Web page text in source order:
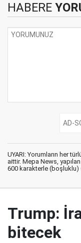
HABERE
UYARI: Yorumların her
aittir. Mepa News,
600 karakterle (boşluklu)
Trump:
bitecek